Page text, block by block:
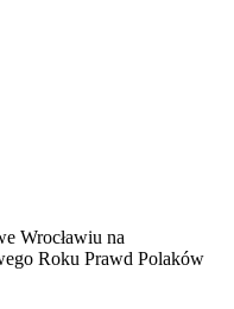
Wrocławiu na
Roku Prawd Polaków